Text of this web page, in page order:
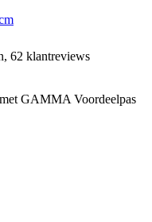
62 klantreviews
GAMMA Voordeelpas